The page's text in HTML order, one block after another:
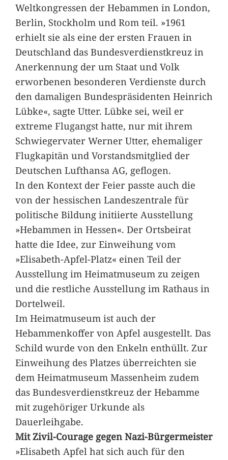
Weltkongressen der Hebammen in London,
Berlin, Stockholm und Rom teil. »1961
erhielt sie als eine der ersten Frauen in
Deutschland das Bundesverdienstkreuz in
Anerkennung der um Staat und Volk
erworbenen besonderen Verdienste durch
den damaligen Bundespräsidenten Heinrich
Lübke«, sagte Utter. Lübke sei, weil er
extreme Flugangst hatte, nur mit ihrem
Schwiegervater Werner Utter, ehemaliger
Flugkapitän und Vorstandsmitglied der
Deutschen Lufthansa AG, geflogen.
In den Kontext der Feier passte auch die
von der hessischen Landeszentrale für
politische Bildung initiierte Ausstellung
»Hebammen in Hessen«. Der Ortsbeirat
hatte die Idee, zur Einweihung vom
»Elisabeth-Apfel-Platz« einen Teil der
Ausstellung im Heimatmuseum zu zeigen
und die restliche Ausstellung im Rathaus in
Dortelweil.
Im Heimatmuseum ist auch der
Hebammenkoffer von Apfel ausgestellt. Das
Schild wurde von den Enkeln enthüllt. Zur
Einweihung des Platzes überreichten sie
dem Heimatmuseum Massenheim zudem
das Bundesverdienstkreuz der Hebamme
mit zugehöriger Urkunde als
Dauerleihgabe.
Mit Zivil-Courage gegen Nazi-Bürgermeister
»Elisabeth Apfel hat sich auch für den